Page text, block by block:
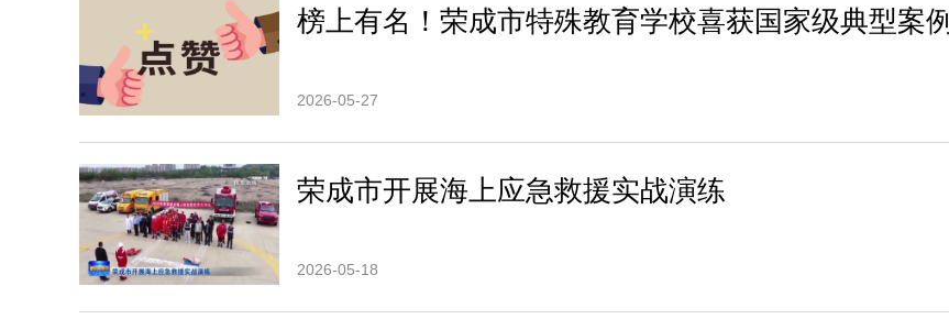
榜上有名！荣成市特殊教育学校喜获国家级典型案例
2026-05-27
荣成市开展海上应急救援实战演练
2026-05-18